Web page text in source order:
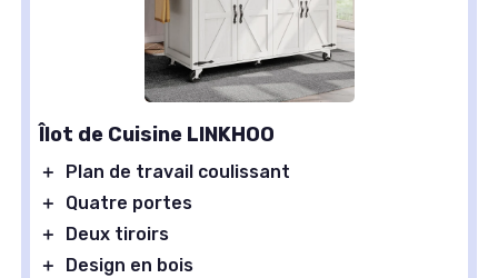
Îlot de Cuisine LINKHOO
＋
Plan de travail coulissant
＋
Quatre portes
＋
Deux tiroirs
＋
Design en bois